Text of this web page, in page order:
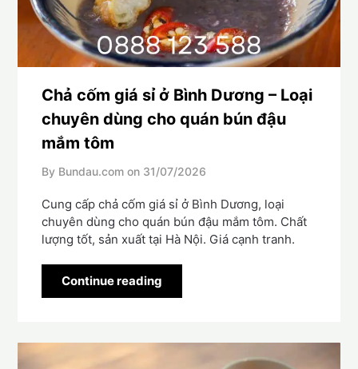
Chả cốm giá sỉ ở Bình Dương – Loại
chuyên dùng cho quán bún đậu
mắm tôm
By Bundau.com on 31/07/2026
Cung cấp chả cốm giá sỉ ở Bình Dương, loại
chuyên dùng cho quán bún đậu mắm tôm. Chất
lượng tốt, sản xuất tại Hà Nội. Giá cạnh tranh.
Continue reading